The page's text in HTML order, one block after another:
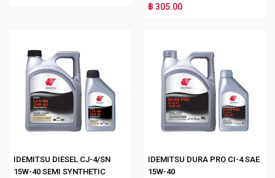
฿ 305.00
IDEMITSU DIESEL CJ-4/SN
15W-40 SEMI SYNTHETIC
IDEMITSU DURA PRO CI-4 SAE
15W-40